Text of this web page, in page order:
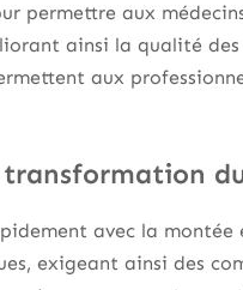
permettre aux
ainsi la qualité
aux
transformation
avec la montée
exigeant ainsi des